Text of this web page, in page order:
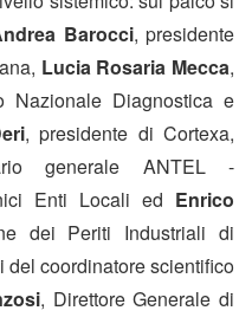
Barocci, presidente
Lucia Rosaria Mecca,
Nazionale Diagnostica e
, presidente di Cortexa,
generale ANTEL -
Enti Locali ed Enrico
dei Periti Industriali di
del coordinatore scientifico
, Direttore Generale di